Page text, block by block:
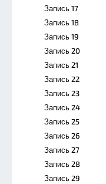
Запись 17
Запись 18
Запись 19
Запись 20
Запись 21
Запись 22
Запись 23
Запись 24
Запись 25
Запись 26
Запись 27
Запись 28
Запись 29